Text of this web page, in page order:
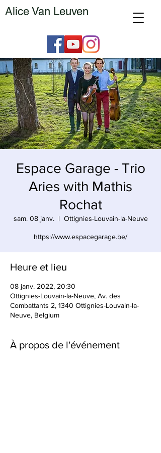
Alice Van Leuven
Espace Garage - Trio
Aries with Mathis
Rochat
sam. 08 janv.
  |
Ottignies-Louvain-la-Neuve
https://www.espacegarage.be/
Heure et lieu
08 janv. 2022, 20:30
Ottignies-Louvain-la-Neuve, Av. des
Combattants 2, 1340 Ottignies-Louvain-la-
Neuve, Belgium
À propos de l'événement